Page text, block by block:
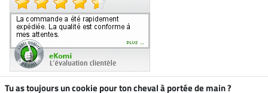
Tu as toujours un cookie pour ton cheval à portée de main ?